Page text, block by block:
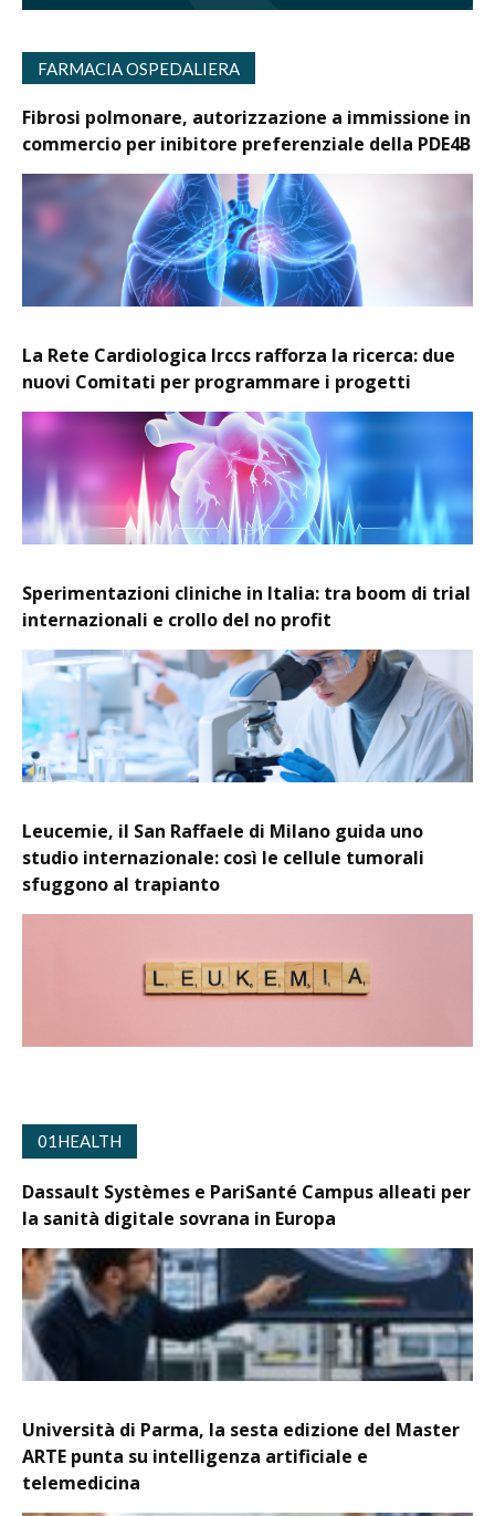
FARMACIA OSPEDALIERA
Fibrosi polmonare, autorizzazione a immissione in
commercio per inibitore preferenziale della PDE4B
La Rete Cardiologica Irccs rafforza la ricerca: due
nuovi Comitati per programmare i progetti
Sperimentazioni cliniche in Italia: tra boom di trial
internazionali e crollo del no profit
Leucemie, il San Raffaele di Milano guida uno
studio internazionale: così le cellule tumorali
sfuggono al trapianto
01HEALTH
Dassault Systèmes e PariSanté Campus alleati per
la sanità digitale sovrana in Europa
Università di Parma, la sesta edizione del Master
ARTE punta su intelligenza artificiale e
telemedicina